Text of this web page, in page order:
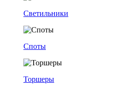
Светильники
Споты
Торшеры